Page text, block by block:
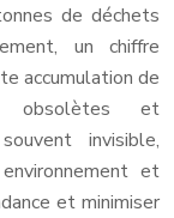
de déchets
un chiffre
accumulation de
obsolètes et
invisible,
et
et minimiser